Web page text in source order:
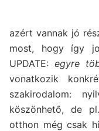
azért vannak jó
most, hogy így
UPDATE: egyre
vonatkozik
szakirodalom:
köszönhető, de
otthon még csak